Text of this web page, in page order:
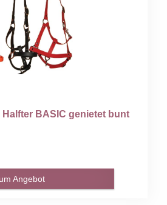
Halfter BASIC genietet bunt
Angebot